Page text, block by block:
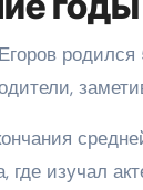
родился
где изучал